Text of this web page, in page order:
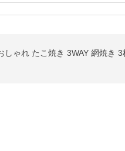
ゃれ たこ焼き 3WAY 網焼き